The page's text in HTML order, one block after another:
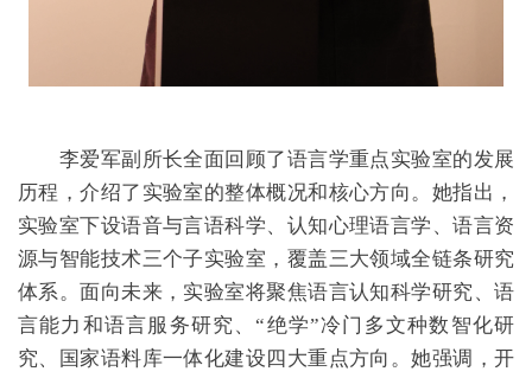
李爱军副所长全面回顾了语言学重点实验室的发展
历程，介绍了实验室的整体概况和核心方向。她指出，
实验室下设语音与言语科学、认知心理语言学、语言资
源与智能技术三个子实验室，覆盖三大领域全链条研究
体系。面向未来，实验室将聚焦语言认知科学研究、语
言能力和语言服务研究、“绝学”冷门多文种数智化研
究、国家语料库一体化建设四大重点方向。她强调，开